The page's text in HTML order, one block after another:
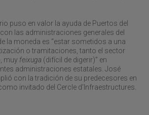
puso en valor la ayuda de Puertos del
las administraciones generales del
la moneda es “estar sometidos a una
o tramitaciones, tanto el sector
muy feixuga (difícil de digerir)” en
administraciones estatales. José
con la tradición de su predecesores en
invitado del Cercle d’Infraestructures.